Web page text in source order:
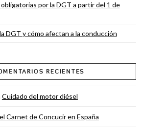
por la DGT a partir del 1 de
DGT y cómo afectan a la conducción
RECIENTES
Cuidado del motor diésel
Carnet de Concucir en España